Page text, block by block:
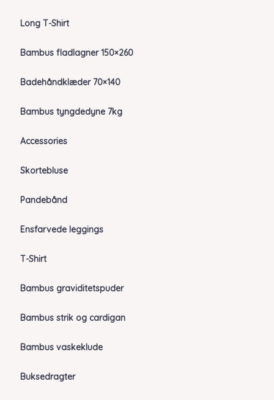
Long T-Shirt
Bambus fladlagner 150×260
Badehåndklæder 70×140
Bambus tyngdedyne 7kg
Accessories
Skortebluse
Pandebånd
Ensfarvede leggings
T-Shirt
Bambus graviditetspuder
Bambus strik og cardigan
Bambus vaskeklude
Buksedragter